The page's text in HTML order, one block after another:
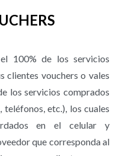
100% de los servicios
clientes vouchers o vales
los servicios comprados
etc.), los cuales
en el celular y
que corresponda al